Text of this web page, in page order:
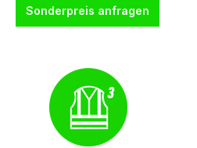
Sonderpreis anfragen